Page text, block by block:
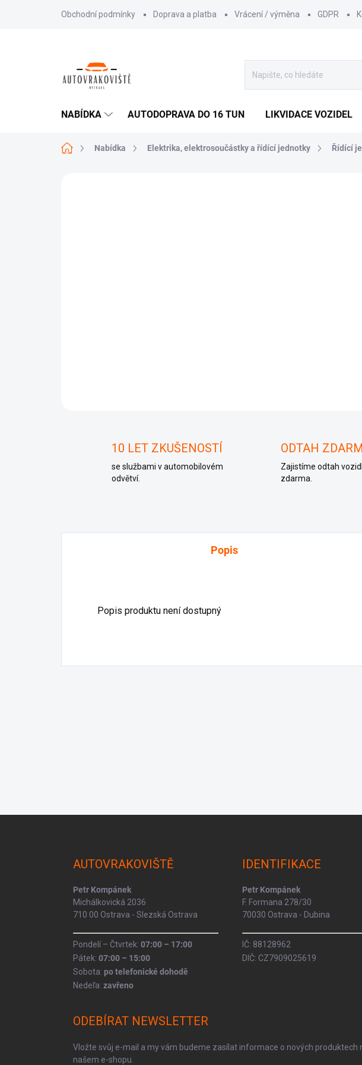
Obchodní podmínky Doprava a platba Vrácení / výměna GDPR
NABÍDKA AUTODOPRAVA DO 16 TUN LIKVIDACE VOZIDEL
Domů Nabídka Elektrika, elektrosoučástky a řídící jednotky Řídící
10 LET ZKUŠENOSTÍ
se službami v automobilovém
odvětví.
ODTAH
Zajistíme odtah
zdarma.
Popis
Popis produktu není dostupný
AUTOVRAKOVIŠTĚ
Petr Kompánek
Michálkovická 2036
710 00 Ostrava - Slezská Ostrava
Pondelí – Čtvrtek: 07:00 – 17:00
Pátek: 07:00 – 15:00
Sobota: po telefonické dohodě
Nedeľa: zavřeno
IDENTIFIKACE
Petr Kompánek
F. Formana 278/30
70030 Ostrava - Dubina
IČ: 88128962
DIČ: CZ7909025619
ODEBÍRAT NEWSLETTER
Vložte svůj e-mail a my vám budeme zasílat informace o nových produktech
našem e-shopu.